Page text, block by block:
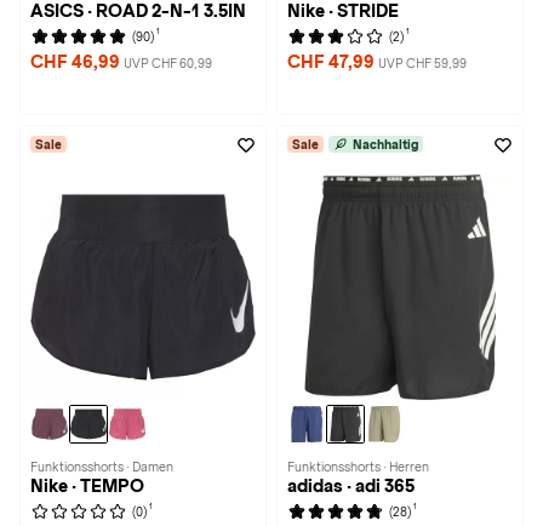
ASICS · ROAD 2-N-1 3.5IN
(90) 1
CHF 46,99 UVP CHF 60,99
Nike · STRIDE
(2) 1
CHF 47,99 UVP CHF 59,99
Sale
Funktionsshorts · Damen
Nike · TEMPO
(0) 1
Sale Nachhaltig
Funktionsshorts · Herren
adidas · adi 365
(28) 1